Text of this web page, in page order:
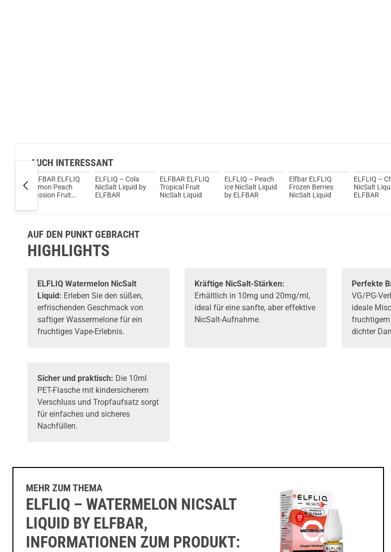
AUCH INTERESSANT
ELFBAR ELFLIQ
Lemon Peach
Passion Fruit
ELFLIQ – Cola
NicSalt Liquid by
ELFBAR
ELFBAR ELFLIQ
Tropical Fruit
NicSalt Liquid
ELFLIQ – Peach
Ice NicSalt Liquid
by ELFBAR
Elfbar ELFLIQ
Frozen Berries
NicSalt Liquid
ELFLIQ –
NicSalt
ELFBAR
AUF DEN PUNKT GEBRACHT
HIGHLIGHTS
ELFLIQ Watermelon NicSalt
Liquid: Erleben Sie den süßen,
erfrischenden Geschmack von
saftiger Wassermelone für ein
fruchtiges Vape-Erlebnis.
Kräftige NicSalt-Stärken:
Erhältlich in 10mg und 20mg/ml,
ideal für eine sanfte, aber effektive
NicSalt-Aufnahme.
Perfekte
VG/PG-
ideale
dichter
Sicher und praktisch: Die 10ml
PET-Flasche mit kindersicherem
Verschluss und Tropfaufsatz sorgt
für einfaches und sicheres
Nachfüllen.
MEHR ZUM THEMA
ELFLIQ – WATERMELON NICSALT
LIQUID BY ELFBAR,
INFORMATIONEN ZUM PRODUKT: